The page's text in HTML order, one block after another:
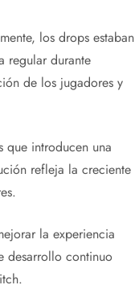
los drops estaban
regular durante
de los jugadores y
que introducen una
refleja la creciente
la experiencia
desarrollo continuo